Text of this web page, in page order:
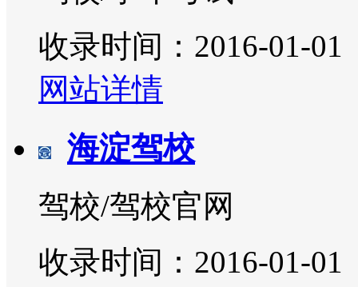
收录时间：2016-01-01
网站详情
海淀驾校
驾校/驾校官网
收录时间：2016-01-01